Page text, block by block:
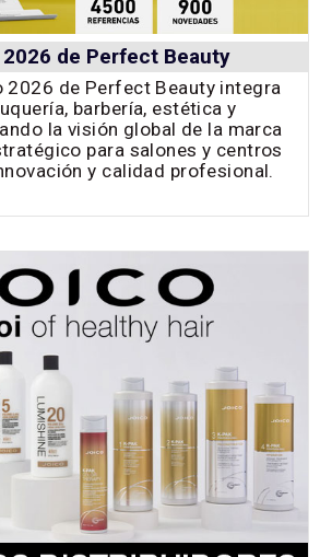
de Perfect Beauty
2026 de Perfect Beauty integra
barbería, estética y
la visión global de la marca
para salones y centros
y calidad profesional.